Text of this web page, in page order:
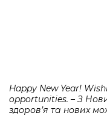
Happy New Year!
opportunities. – З
здоров’я та нових